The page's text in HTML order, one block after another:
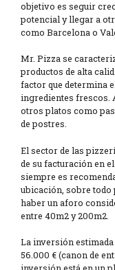
objetivo es seguir
potencial y llegar a
como Barcelona o
Mr. Pizza se
productos de alta
factor que determina
ingredientes frescos.
otros platos como
de postres.
El sector de las
de su facturación en
siempre es
ubicación, sobre todo
haber un aforo
entre 40m2 y 200m2.
La inversión
56.000 € (canon de
inversión está en un